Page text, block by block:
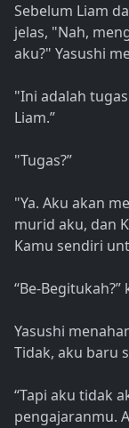
Sebelum Liam
jelas, "Nah,
aku?" Yasushi
"Ini adalah
Liam.”
"Tugas?”
"Ya. Aku akan
murid aku, dan
Kamu sendiri
“Be-
Yasushi
Tidak, aku baru
“Tapi aku tidak
pengajaranmu.